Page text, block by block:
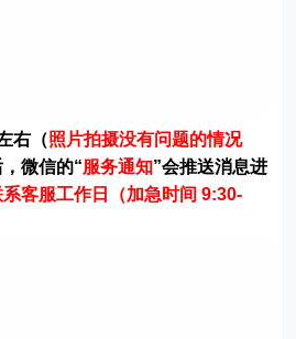
右（照片拍摄没有问题的情况
微信的“服务通知”会推送消息进
客服工作日（加急时间 9:30-